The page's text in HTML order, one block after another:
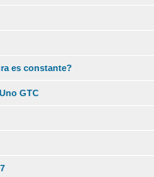
es constante?
GTC